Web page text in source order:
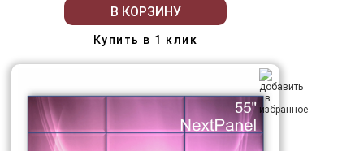
В КОРЗИНУ
Купить в 1 клик